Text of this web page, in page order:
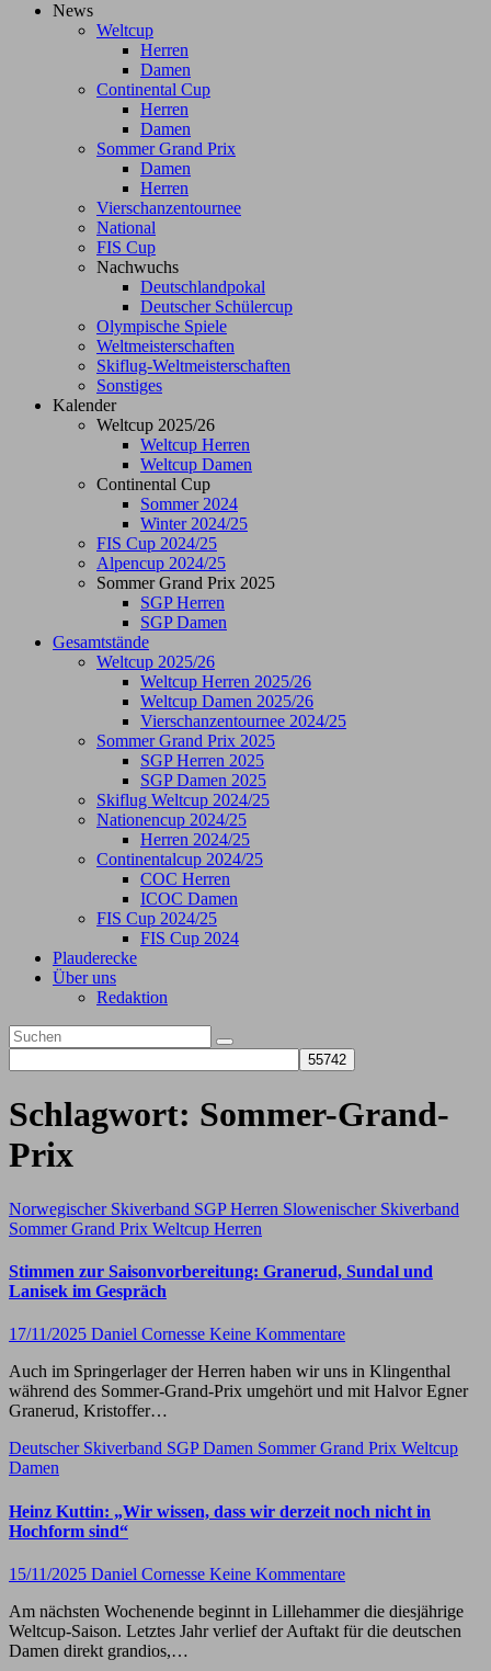
News
Weltcup
Herren
Damen
Continental Cup
Herren
Damen
Sommer Grand Prix
Damen
Herren
Vierschanzentournee
National
FIS Cup
Nachwuchs
Deutschlandpokal
Deutscher Schülercup
Olympische Spiele
Weltmeisterschaften
Skiflug-Weltmeisterschaften
Sonstiges
Kalender
Weltcup 2025/26
Weltcup Herren
Weltcup Damen
Continental Cup
Sommer 2024
Winter 2024/25
FIS Cup 2024/25
Alpencup 2024/25
Sommer Grand Prix 2025
SGP Herren
SGP Damen
Gesamtstände
Weltcup 2025/26
Weltcup Herren 2025/26
Weltcup Damen 2025/26
Vierschanzentournee 2024/25
Sommer Grand Prix 2025
SGP Herren 2025
SGP Damen 2025
Skiflug Weltcup 2024/25
Nationencup 2024/25
Herren 2024/25
Continentalcup 2024/25
COC Herren
ICOC Damen
FIS Cup 2024/25
FIS Cup 2024
Plauderecke
Über uns
Redaktion
Schlagwort: Sommer-Grand-
Prix
Norwegischer Skiverband SGP Herren Slowenischer Skiverband
Sommer Grand Prix Weltcup Herren
Stimmen zur Saisonvorbereitung: Granerud, Sundal und
Lanisek im Gespräch
17/11/2025 Daniel Cornesse Keine Kommentare
Auch im Springerlager der Herren haben wir uns in Klingenthal
während des Sommer-Grand-Prix umgehört und mit Halvor Egner
Granerud, Kristoffer…
Deutscher Skiverband SGP Damen Sommer Grand Prix Weltcup
Damen
Heinz Kuttin: „Wir wissen, dass wir derzeit noch nicht in
Hochform sind“
15/11/2025 Daniel Cornesse Keine Kommentare
Am nächsten Wochenende beginnt in Lillehammer die diesjährige
Weltcup-Saison. Letztes Jahr verlief der Auftakt für die deutschen
Damen direkt grandios,…